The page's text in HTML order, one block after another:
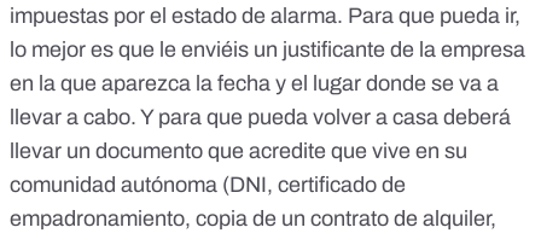
impuestas por el estado de alarma. Para que pueda ir,
lo mejor es que le enviéis un justificante de la empresa
en la que aparezca la fecha y el lugar donde se va a
llevar a cabo. Y para que pueda volver a casa deberá
llevar un documento que acredite que vive en su
comunidad autónoma (DNI, certificado de
empadronamiento, copia de un contrato de alquiler,